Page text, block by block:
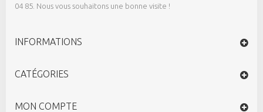
04 85. Nous vous souhaitons une bonne visite !
INFORMATIONS
CATÉGORIES
MON COMPTE